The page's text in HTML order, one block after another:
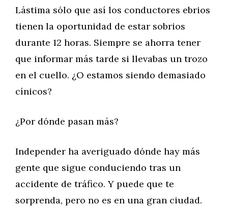
Lástima sólo que así los conductores ebrios
tienen la oportunidad de estar sobrios
durante 12 horas. Siempre se ahorra tener
que informar más tarde si llevabas un trozo
en el cuello. ¿O estamos siendo demasiado
cínicos?
¿Por dónde pasan más?
Independer ha averiguado dónde hay más
gente que sigue conduciendo tras un
accidente de tráfico. Y puede que te
sorprenda, pero no es en una gran ciudad.